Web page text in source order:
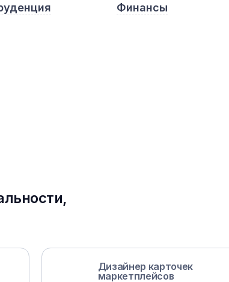
Финансы
Дизайнер карточек
маркетплейсов